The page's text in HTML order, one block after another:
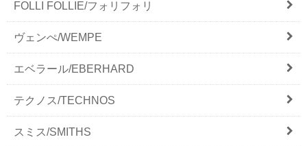
FOLLI FOLLIE/フォリフォリ
ヴェンぺ/WEMPE
エベラール/EBERHARD
テクノス/TECHNOS
スミス/SMITHS